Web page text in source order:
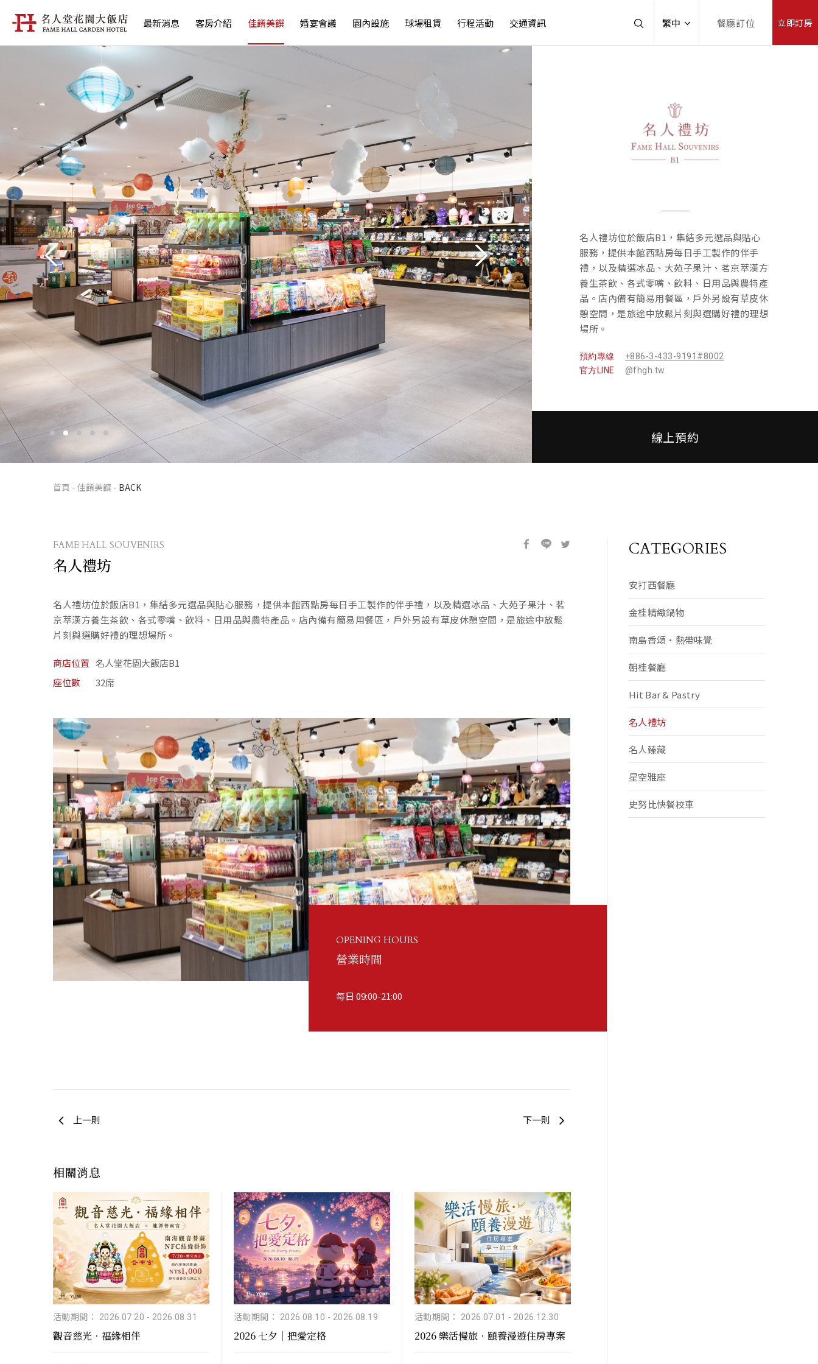
最新消息 客房介紹 佳餚美饌 婚宴會議 園內設施 球場租賃 行程活動 交通資訊 繁中 餐廳訂位 立即訂房
名人禮坊位於飯店B1，集結多元選品與貼心
服務，提供本館西點房每日手工製作的伴手
禮，以及精選冰品、大苑子果汁、茗京萃漢方
養生茶飲、各式零嘴、飲料、日用品與農特產
品。店內備有簡易用餐區，戶外另設有草皮休
憩空間，是旅途中放鬆片刻與選購好禮的理想
場所。
預約專線
+886-3-433-9191#8002
官方LINE
@fhgh.tw
線上預約
首頁 - 佳餚美饌 - BACK
FAME HALL SOUVENIRS
名人禮坊
名人禮坊位於飯店B1，集結多元選品與貼心服務，提供本館西點房每日手工製作的伴手禮，以及精選冰品、大苑子果汁、茗
京萃漢方養生茶飲、各式零嘴、飲料、日用品與農特產品。店內備有簡易用餐區，戶外另設有草皮休憩空間，是旅途中放鬆
片刻與選購好禮的理想場所。
商店位置 名人堂花園大飯店B1
座位數
32席
OPENING HOURS
營業時間
每日 09:00-21:00
上一則 下一則
相關消息
活動期間： 2026.07.20 - 2026.08.31
觀音慈光．福緣相伴
活動期間： 2026.08.10 - 2026.08.19
2026 七夕｜把愛定格
活動期間： 2026.07.01 - 2026.12.30
2026 樂活慢旅．頤養漫遊住房專案
CATEGORIES
安打西餐廳
金桂精緻鍋物
南島香頌·熱帶味覺
朝桂餐廳
Hit Bar & Pastry
名人禮坊
名人臻藏
星空雅座
史努比快餐校車